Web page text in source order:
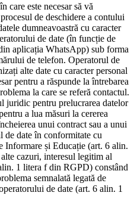
care este necesar să vă
de deschidere a contului
dumneavoastră cu caracter
de date (în funcție de
aplicația WhatsApp) sub forma
de telefon. Operatorul de
alte date cu caracter personal
pentru a răspunde la întrebarea
la care se referă contactul.
juridic pentru prelucrarea datelor
a lua măsuri la cererea
unui contract sau a unui
de date în conformitate cu
Informare și Educație (art. 6 alin.
cazuri, interesul legitim al
1 litera f din RGPD) constând
semnalată legată de
de date (art. 6 alin. 1